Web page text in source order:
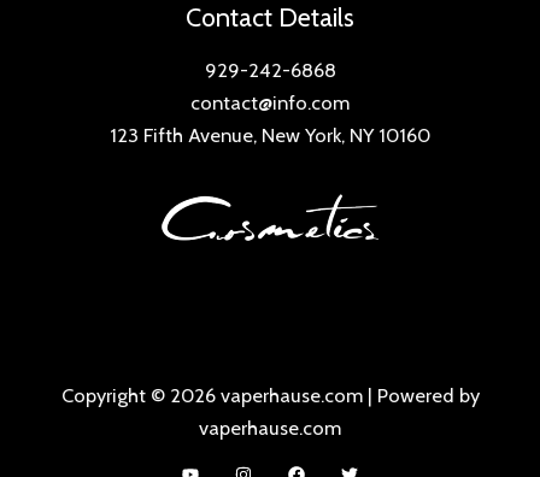
Contact Details
929-242-6868
contact@info.com
123 Fifth Avenue, New York, NY 10160
Copyright © 2026 vaperhause.com | Powered by
vaperhause.com